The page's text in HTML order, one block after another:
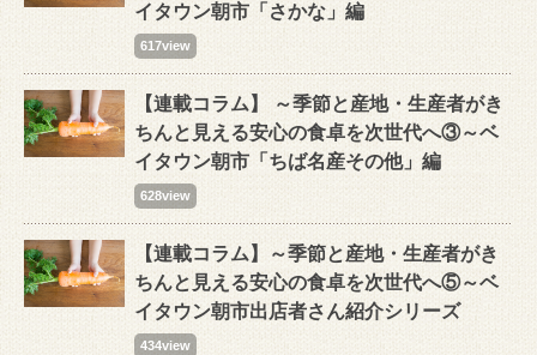
イタウン朝市「さかな」編
617view
【連載コラム】 ～季節と産地・生産者がき
ちんと見える安心の食卓を次世代へ③～ベ
イタウン朝市「ちば名産その他」編
628view
【連載コラム】～季節と産地・生産者がき
ちんと見える安心の食卓を次世代へ⑤～ベ
イタウン朝市出店者さん紹介シリーズ
434view